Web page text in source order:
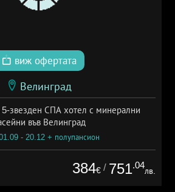
виж офертата
Велинград
звезден СПА хотел с минерални
във Велинград
- 20.12 + полупансион
384€ / 751.04
лв.